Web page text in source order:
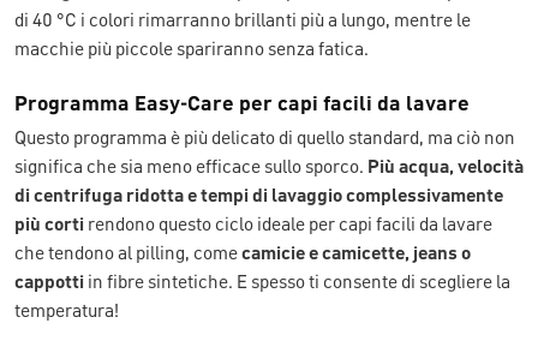
di 40 °C i colori rimarranno brillanti più a lungo, mentre le
macchie più piccole spariranno senza fatica.
Programma Easy-Care per capi facili da lavare
Questo programma è più delicato di quello standard, ma ciò non
significa che sia meno efficace sullo sporco. Più acqua, velocità
di centrifuga ridotta e tempi di lavaggio complessivamente
più corti rendono questo ciclo ideale per capi facili da lavare
che tendono al pilling, comecamicie e camicette, jeans o
cappotti in fibre sintetiche. E spesso ti consente di scegliere la
temperatura!